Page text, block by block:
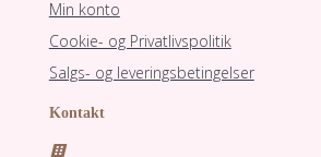
Min konto
Cookie- og Privatlivspolitik
Salgs- og leveringsbetingelser
Kontakt
